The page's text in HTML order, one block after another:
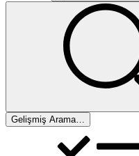
Gelişmiş Arama…